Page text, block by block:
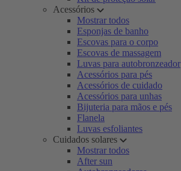
Acessórios
Mostrar todos
Esponjas de banho
Escovas para o corpo
Escovas de massagem
Luvas para autobronzeador
Acessórios para pés
Acessórios de cuidado
Acessórios para unhas
Bijuteria para mãos e pés
Flanela
Luvas esfoliantes
Cuidados solares
Mostrar todos
After sun